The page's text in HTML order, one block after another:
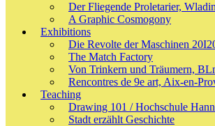
Der Fliegende Proletarier,
A Graphic Cosmogony
Exhibitions
Die Revolte der Maschinen
The Match Factory
Von Trinkern und Träumern,
Rencontres de 9e art, Aix-en-
Teaching
Drawing 101 / Hochschule
Stadt erzählt Geschichte